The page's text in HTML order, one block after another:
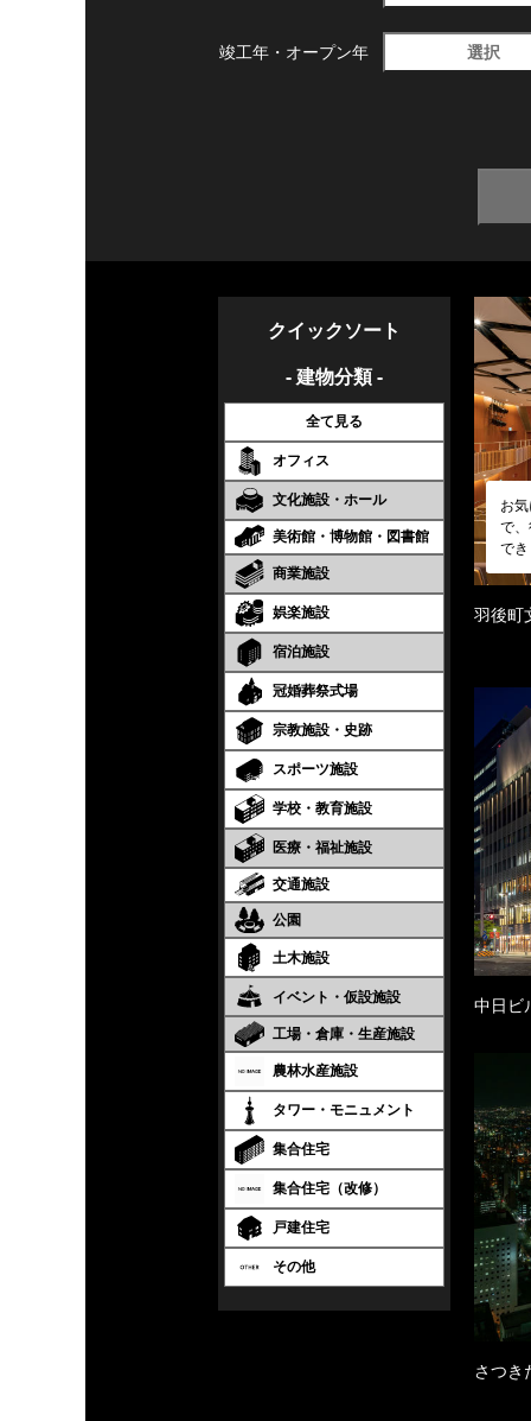
竣工年・ オープン年 選択
クイックソート
- 建物分類 -
全て見る
オフィス
文化施設・ホール
美術館・博物館・図書館
商業施設
娯楽施設
宿泊施設
冠婚葬祭式場
宗教施設・史跡
スポーツ施設
学校・教育施設
医療・福祉施設
交通施設
公園
土木施設
イベント・仮設施設
工場・倉庫・生産施設
農林水産施設
タワー・モニュメント
集合住宅
集合住宅（改修）
戸建住宅
その他
お
で
で
羽後
中日ビ
さつき